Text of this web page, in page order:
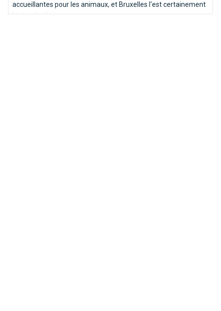
accueillantes pour les animaux, et Bruxelles l'est certainement
tout autant.